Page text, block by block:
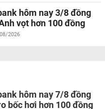
hôm nay 3/8 đồng
vọt hơn 100 đồng
2026
hôm nay 7/8 đồng
bốc hơi hơn 100 đồng